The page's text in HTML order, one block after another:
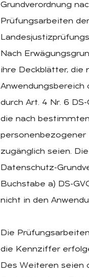
Grundverordnung
Prüfungsarbeiten
Nach
ihre Deckblätter, die
Anwendungsbereich
durch Art. 4 Nr. 6
die nach
personenbezogener
zugänglich seien.
Datenschutz-
Buchstabe a) DS-
nicht in den
Die
die Kennziffer
Des Weiteren seien